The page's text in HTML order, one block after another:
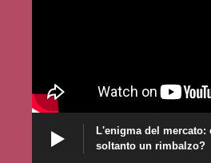
L'enigma del
soltanto un rimbalzo?